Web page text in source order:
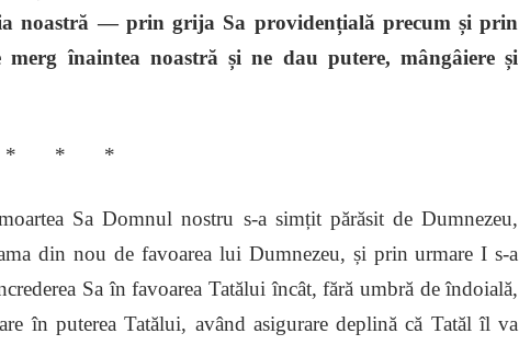
noastră — prin grija Sa providențială precum și prin
înaintea noastră și ne dau putere, mângâiere și
* * *
Sa Domnul nostru s-a simțit părăsit de Dumnezeu,
din nou de favoarea lui Dumnezeu, și prin urmare I s-a
Sa în favoarea Tatălui încât, fără umbră de îndoială,
în puterea Tatălui, având asigurare deplină că Tatăl îl va